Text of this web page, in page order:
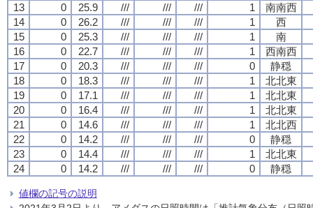
13
0 25.9 /// /// /// 1
南南西
14
0 26.2 /// /// /// 1
西
15
0 25.3 /// /// /// 1
南
16
0 22.7 /// /// /// 1
西南西
17
0 20.3 /// /// /// 0
静穏
18
0 18.3 /// /// /// 1
北北東
19
0 17.1 /// /// /// 1
北北東
20
0 16.4 /// /// /// 1
北北東
21
0 14.6 /// /// /// 1
北北西
22
0 14.2 /// /// /// 0
静穏
23
0 14.4 /// /// /// 1
北北東
24
0 14.2 /// /// /// 0 静穏
値欄の記号の説明